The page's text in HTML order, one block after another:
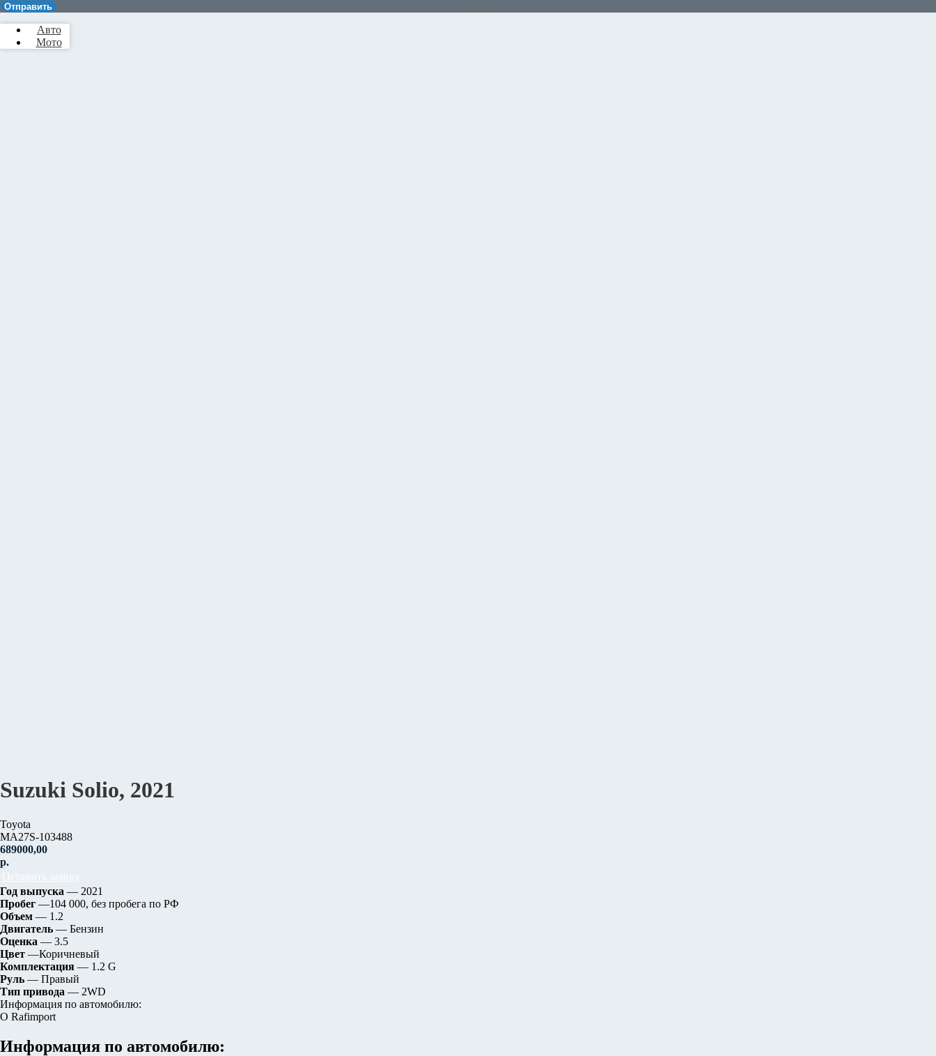
Отправить
Авто
Мото
Suzuki Solio, 2021
Toyota
MA27S-103488
689000,00
р.
Год выпуска — 2021
Пробег —104 000, без пробега по РФ
Объем — 1.2
Двигатель — Бензин
Оценка — 3.5
Цвет —Коричневый
Комплектация — 1.2 G
Руль — Правый
Тип привода — 2WD
Информация по автомобилю:
О Rafimport
Информация по автомобилю: